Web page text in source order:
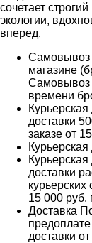
сочетает
экологии,
вперед.
Самовывоз
магазине
Самовывоз
времени
доставки
заказе от
доставки
курьерских
15 000 руб.
Доставка
доставки